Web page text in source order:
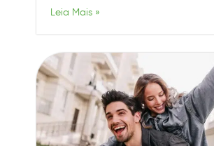
Leia Mais »